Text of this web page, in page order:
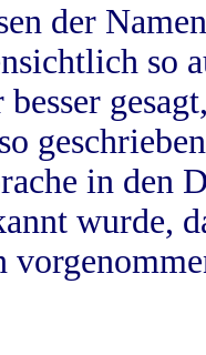
der
so
in
wurde,